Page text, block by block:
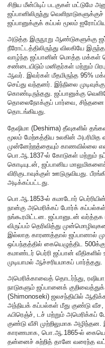
சிறிய மீன்பிடிப் படகுகள்
ஜப்பானிலிருந்து
ஜப்பானுக்குக் கப்பல் மூலம்
அடுத்த இருநூறு ஆண்டுகளுக்கு
நீரோட்டத்திலிருந்து விலகியே
வாழ்ந்த ஜப்பானின் மொத்த மக்கள்
சண்டையிடும் மனிதர்கள் மற்றும்
ஆவர். இவர்கள் மீதமிருந்த 95%
செய்து வந்தனர். இந்நிலை
கொண்டிருந்தது. ஜப்பானுக்கு
தொலைநோக்குப் பார்வை, சிந்தனை
தொடங்கியது.
தேஷிமா (Deshima) தீவுகளில்
மூலம் மேற்கத்திய உலகின்
முன்னேற்றத்தையும் காணவில்லை
பொ.ஆ.1837-ல் கோடுகள் மற்றும்
கொடியுடன், ஜப்பானிய
விரிகுடாவுக்குள் ஊடுருவியது.
அடிக்கப்பட்டது.
பொ.ஆ.1853-ல் கமாடோர்
நான்கு அமெரிக்கப் போர்க்
நங்கூரமிட்டன. ஜப்பானுடன்
விருப்பம் தெரிவித்து
இல்லாத காரணத்தால் ஜப்பானால்
ஒப்பந்தத்தில் கையெழுத்திட
கமாண்டர் பெர்ரி ஜப்பான்
முடியாமல் ஆச்சரியமாகப் பார்த்தது.
அமெரிக்காவைத் தொடர்ந்து,
நாடுகளும் ஜப்பானைக்
(Shimonoseki) ஜலசந்தியில்
அந்நியக் கப்பல்கள் மீது குண்டு வீச,
ஃபிரெஞ்ச், டச் மற்றும்
குண்டு வீசி முற்றிலுமாக
காரணமாக, பொ.ஆ.1865-ல்
தன்னைச் சுற்றித் தானே வரைந்த